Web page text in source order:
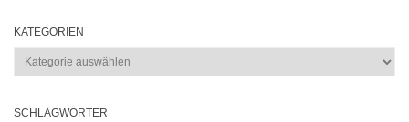
KATEGORIEN
Kategorien
SCHLAGWÖRTER